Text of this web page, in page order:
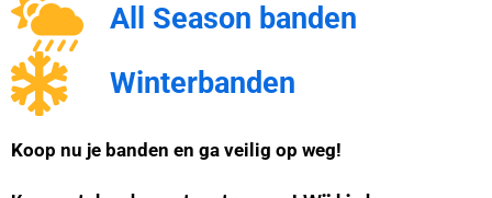
All Season banden
Winterbanden
Koop nu je banden en ga veilig op weg!